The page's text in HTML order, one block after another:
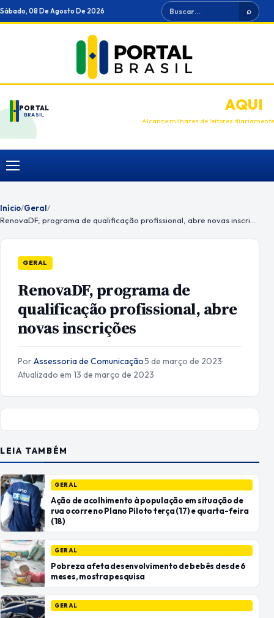
Ir
para
Sábado, 08 De Agosto De 2026 Buscar ⌕
PORTAL
BRASIL
ANUNCIEAQUI
Alcance milhares de leitores diariamente
Menu
Início/Geral/
GERAL
RenovaDF, programa de
qualificação profissional, abre
novas inscrições
PorAssessoria de Comunicação·5 de março de 2023·
Atualizado em 13 de março de 2023
LEIA TAMBÉM
GERAL
Ação de acolhimento à população em situação de
rua ocorre no Plano Piloto terça (17) e quarta-feira
(18)
GERAL
Pobreza afeta desenvolvimento de bebês desde 6
meses, mostra pesquisa
GERAL